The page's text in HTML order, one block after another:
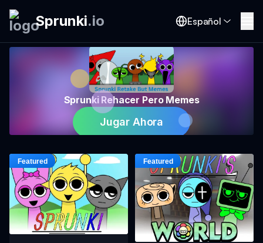
Sprunki.io Español
Sprunki Rehacer Pero Memes
Jugar Ahora